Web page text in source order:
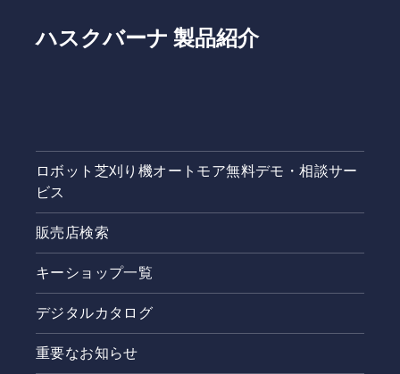
に油面を
点検しま
オフにな
っている
を木の幹
から数セ
ンチ回転
させま
す。オイ
ハスクバーナ 製品紹介
ロボット芝刈り機オートモア無料デモ・相談サー
ビス
販売店検索
キーショップ一覧
デジタルカタログ
重要なお知らせ